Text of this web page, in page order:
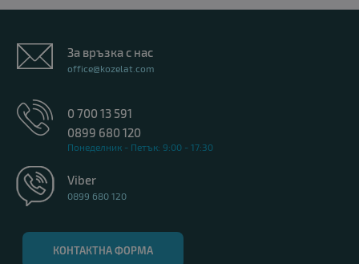
За връзка с нас
office@kozelat.com
0 700 13 591
0899 680 120
Понеделник - Петък: 9:00 - 17:30
Viber
0899 680 120
КОНТАКТНА ФОРМА